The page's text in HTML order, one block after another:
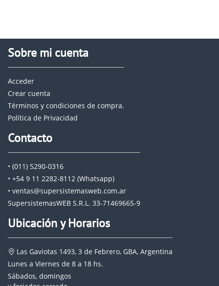
Sobre mi cuenta
Acceder
Crear cuenta
Términos y condiciones de compra.
Política de Privacidad
Contacto
• (011) 5290-0316
• +54 9 11 2282-8112 (Whatsapp)
• ventas@supersistemasweb.com.ar
SupersistemasWEB S.R.L. 33-71469665-9
Ubicación y Horarios
Las Gaviotas 1493, 3 de Febrero, GBA, Argentina
Lunes a Viernes de 8 a 18 hs.
Sábados, domingos